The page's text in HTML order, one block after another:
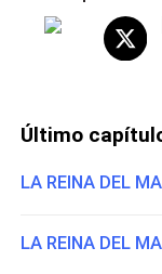
Último
LA REINA DEL
LA REINA DEL